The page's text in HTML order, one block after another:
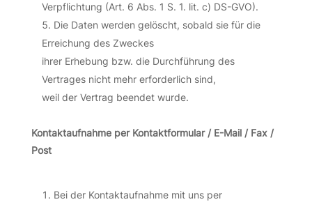
Verpflichtung (Art. 6 Abs. 1 S. 1. lit. c) DS-GVO).
Die Daten werden gelöscht, sobald sie für die
Erreichung des Zweckes
ihrer Erhebung bzw. die Durchführung des
Vertrages nicht mehr erforderlich sind,
weil der Vertrag beendet wurde.
Kontaktaufnahme per Kontaktformular / E-Mail / Fax /
Post
Bei der Kontaktaufnahme mit uns per